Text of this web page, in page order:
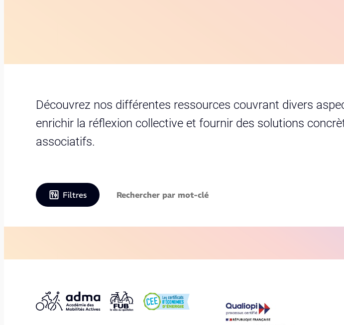
Découvrez nos différentes ressources couvrant divers
enrichir la réflexion collective et fournir des solutions
associatifs.
Filtres